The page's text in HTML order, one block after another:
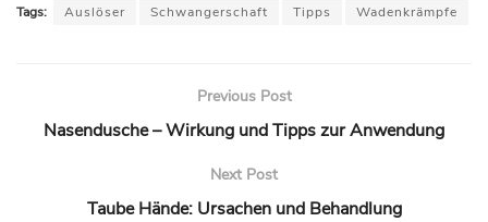
Tags: Auslöser Schwangerschaft Tipps Wadenkrämpfe
Previous Post
Nasendusche – Wirkung und Tipps zur Anwendung
Next Post
Taube Hände: Ursachen und Behandlung